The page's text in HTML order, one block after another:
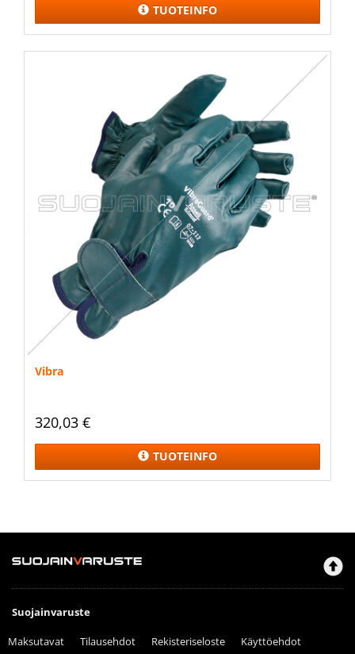
TUOTEINFO
Vibra
320,03 €
TUOTEINFO
Suojainvaruste
Maksutavat Tilausehdot Rekisteriseloste Käyttöehdot